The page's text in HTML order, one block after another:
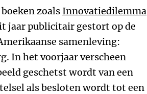
zoals Innovatiedilemma
jaar publicitair gestort op de
samenleving:
In het voorjaar verscheen
geschetst wordt van een
als besloten wordt tot een